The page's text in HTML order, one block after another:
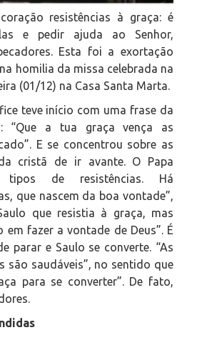
resistências à graça: é
las e pedir ajuda ao Senhor,
Esta foi a exortação
homilia da missa celebrada na
(01/12) na Casa Santa Marta.
teve início com uma frase da
“Que a tua graça vença as
E se concentrou sobre as
cristã de ir avante. O Papa
tipos de resistências. Há
que nascem da boa vontade”,
que resistia à graça, mas
em fazer a vontade de Deus”. É
parar e Saulo se converte. “As
são saudáveis”, no sentido que
para se converter”. De fato,